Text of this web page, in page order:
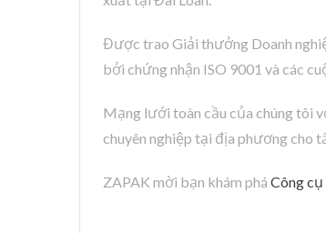
Được trao Giải thưởng Doanh
bởi chứng nhận ISO 9001 và các
Mạng lưới toàn cầu của chúng tôi
chuyên nghiệp tại địa phương cho
ZAPAK mời bạn khám phá Công